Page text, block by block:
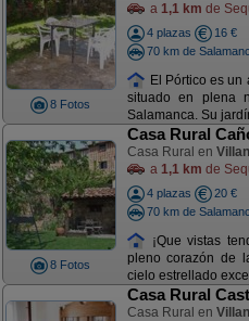
8 Fotos
a 1,1 km de
4 plazas
16 €
70 km de
El Pórtico es un
situado en plena
Salamanca. Su
8 Fotos
Casa Rural
Casa Rural en
a 1,1 km de
4 plazas
20 €
70 km de
¡Que vistas
pleno corazón de
cielo estrellado
Casa Rural
Casa Rural en